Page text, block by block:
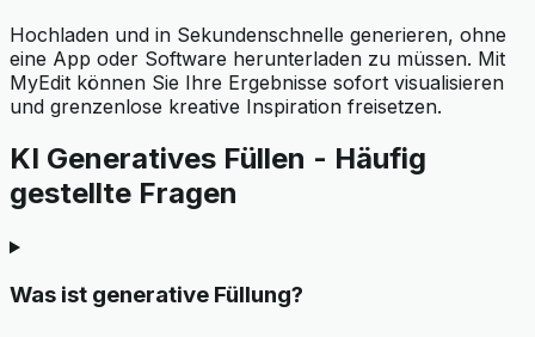
Hochladen und in Sekundenschnelle generieren, ohne
eine App oder Software herunterladen zu müssen. Mit
MyEdit können Sie Ihre Ergebnisse sofort visualisieren
und grenzenlose kreative Inspiration freisetzen.
KI Generatives Füllen - Häufig
gestellte Fragen
Was ist generative Füllung?